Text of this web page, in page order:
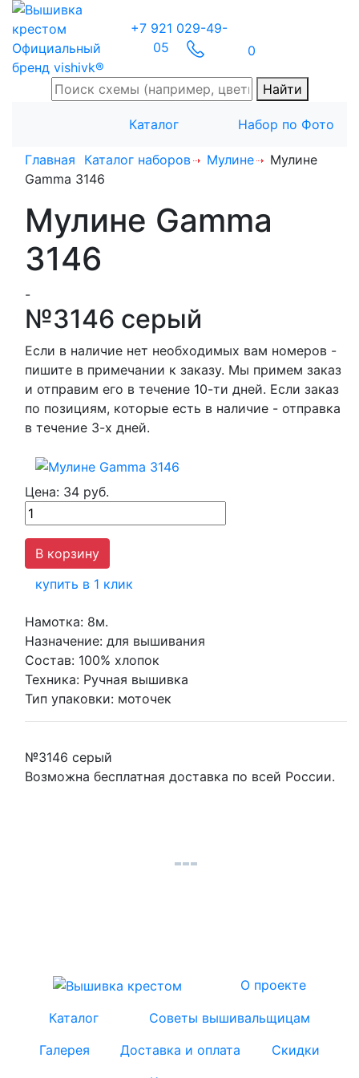
Официальный
бренд vishivk®
+7 921 029-49-
05
0
Найти
Каталог Набор по Фото
Главная Каталог наборов Мулине
Мулине
Gamma 3146
Мулине Gamma
3146
-
№3146 серый
Если в наличие нет необходимых вам номеров -
пишите в примечании к заказу. Мы примем заказ
и отправим его в течение 10-ти дней. Если заказ
по позициям, которые есть в наличие - отправка
в течение 3-х дней.
Цена: 34 руб.
купить в 1 клик
Намотка: 8м.
Назначение: для вышивания
Состав: 100% хлопок
Техника: Ручная вышивка
Тип упаковки: моточек
№3146 серый
Возможна бесплатная доставка по всей России.
О проекте
Каталог
Советы вышивальщицам
Галерея
Доставка и оплата
Скидки